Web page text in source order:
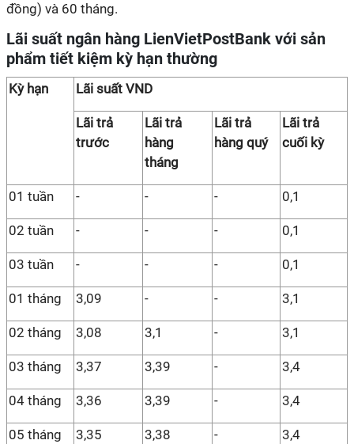
đồng) và 60 tháng.
Lãi suất ngân hàng LienVietPostBank với sản
phẩm tiết kiệm kỳ hạn thường
Kỳ hạn Lãi suất VND
Lãi trả
trước
Lãi trả
hàng
tháng
Lãi trả
hàng quý
Lãi trả
cuối kỳ
01 tuần - - - 0,1
02 tuần - - - 0,1
03 tuần - - - 0,1
01 tháng 3,09 - - 3,1
02 tháng 3,08 3,1 - 3,1
03 tháng 3,37 3,39 - 3,4
04 tháng 3,36 3,39 - 3,4
05 tháng 3,35 3,38 - 3,4